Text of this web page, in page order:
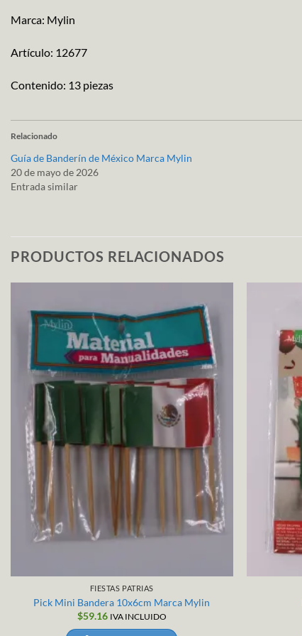
Marca: Mylin
Artículo: 12677
Contenido: 13 piezas
Relacionado
Guía de Banderín de México Marca Mylin
20 de mayo de 2026
Entrada similar
PRODUCTOS RELACIONADOS
FIESTAS PATRIAS
Pick Mini Bandera 10x6cm Marca Mylin
$59.16 IVA INCLUIDO